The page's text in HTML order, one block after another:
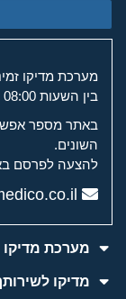
מערכת מדיקו
בין השעות 08:00 - 19:00
באתר מספר
השונים.
להצעה לפרסם
מערכת מדיקו
מדיקו